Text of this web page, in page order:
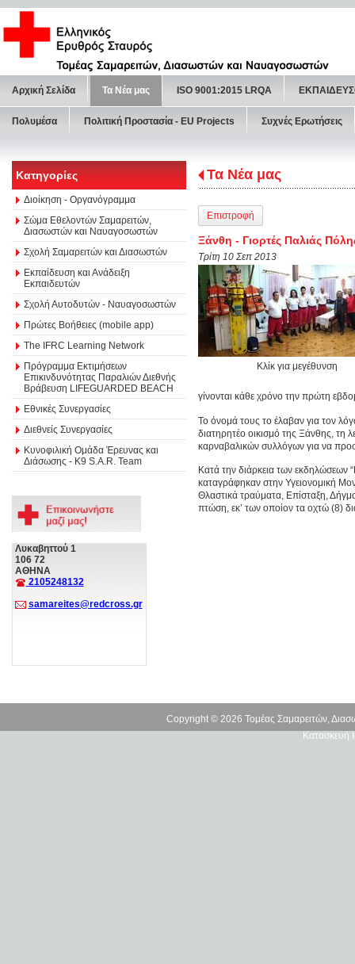
Αρχική Σελίδα Τα Νέα μας ISO 9001:2015 LRQA
Πολυμέσα Πολιτική Προστασία - ΕU Projects Συχνές Ερωτήσεις
Κατηγορίες
Διοίκηση - Οργανόγραμμα
Σώμα Εθελοντών Σαμαρειτών,
Διασωστών και Ναυαγοσωστών
Σχολή Σαμαρειτών και Διασωστών
Εκπαίδευση και Ανάδειξη
Εκπαιδευτών
Σχολή Αυτοδυτών - Ναυαγοσωστών
Πρώτες Βοήθειες (mobile app)
The IFRC Learning Network
Πρόγραμμα Εκτιμήσεων
Επικινδυνότητας Παραλιών Διεθνής
Βράβευση LIFEGUARDED BEACH
Εθνικές Συνεργασίες
Διεθνείς Συνεργασίες
Κυνοφιλική Ομάδα Έρευνας και
Διάσωσης - Κ9 S.A.R. Team
Λυκαβηττού 1
106 72
ΑΘΗΝΑ
2105248132
samareites@redcross.gr
Τα Νέα μας
Επιστροφή
Ξάνθη - Γιορτές Παλιάς
Τρίτη 10 Σεπ 2013
Κλίκ για μεγέθυνση
γίνονται κάθε χρόνο την πρώτη
Το όνομά τους το έλαβαν για τον
διατηρητέο οικισμό της Ξάνθης, τη
καρναβαλικών συλλόγων για να
Κατά την διάρκεια των εκδηλώσεων
καταγράφηκαν στην Υγειονομική
Θλαστικά τραύματα, Επίσταξη,
πτώση, εκ’ των οποίον τα οχτώ (8)
Copyright © 2026 Τομέας Σαμαρειτών,
Κατασκευή